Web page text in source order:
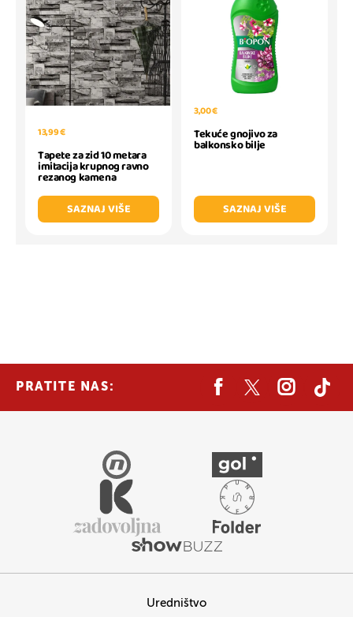
13,99 €
Tapete za zid 10 metara
imitacija krupnog ravno
rezanog kamena
SAZNAJ VIŠE
3,00 €
Tekuće gnojivo za
balkonsko bilje
SAZNAJ VIŠE
PRATITE NAS:
Uredništvo